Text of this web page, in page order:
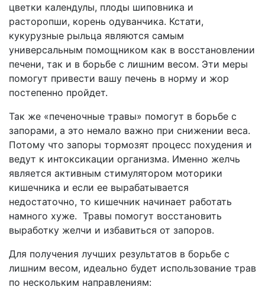
цветки календулы, плоды шиповника и
расторопши, корень одуванчика. Кстати,
кукурузные рыльца являются самым
универсальным помощником как в восстановлении
печени, так и в борьбе с лишним весом. Эти меры
помогут привести вашу печень в норму и жор
постепенно пройдет.
Так же «печеночные травы» помогут в борьбе с
запорами, а это немало важно при снижении веса.
Потому что запоры тормозят процесс похудения и
ведут к интоксикации организма. Именно желчь
является активным стимулятором моторики
кишечника и если ее вырабатывается
недостаточно, то кишечник начинает работать
намного хуже. Травы помогут восстановить
выработку желчи и избавиться от запоров.
Для получения лучших результатов в борьбе с
лишним весом, идеально будет использование трав
по нескольким направлениям: